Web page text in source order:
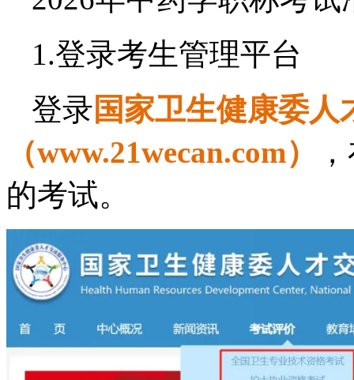
1.登录考生管理平台
登录国家卫生健康委
（www.21wecan.com）
的考试。